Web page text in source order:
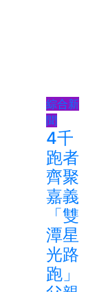
綜合新
聞
4千
跑者
齊聚
嘉義
「雙
潭星
光路
跑」